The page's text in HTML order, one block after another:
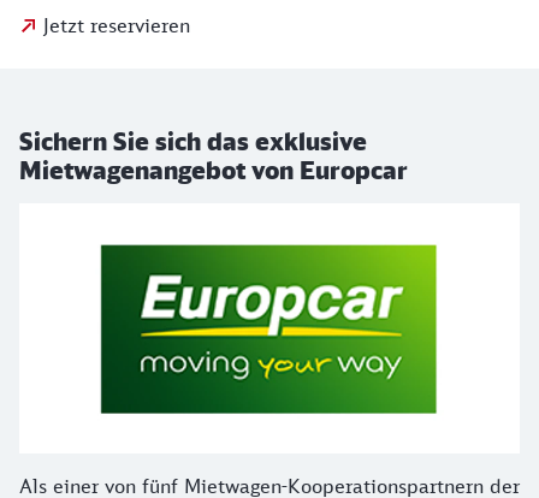
Jetzt reservieren
Sichern Sie sich das exklusive
Mietwagenangebot von Europcar
Als einer von fünf Mietwagen-Kooperationspartnern der